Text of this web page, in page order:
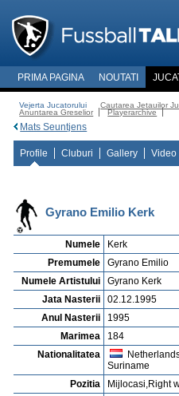
PRIMA PAGINA NOUTATI
Vejerta Jucatorului Cautarea Jetauilor
Anuntarea Greselior
Playerarchive
Mats Seuntjens
Profile Cluburi Gallery Video
Gyrano Emilio Kerk
Numele
Kerk
Premumele
Gyrano Emilio
Numele Artistului
Gyrano Kerk
Jata Nasterii
02.12.1995
Anul Nasterii
1995
Marimea
184
Nationalitatea
Suriname
Pozitia
Mijlocasi,Right